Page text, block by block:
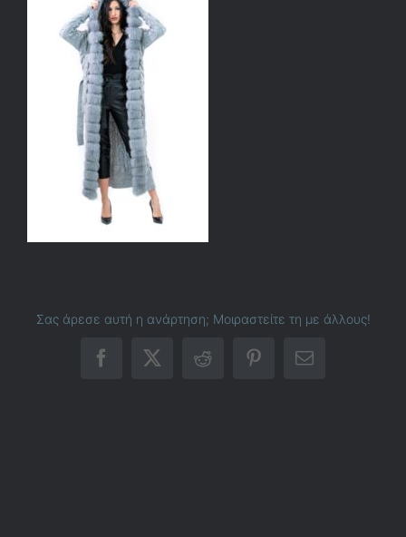
Σας άρεσε αυτή η ανάρτηση; Μοιραστείτε τη με άλλους!
Facebook
X RedditPinterestEmail